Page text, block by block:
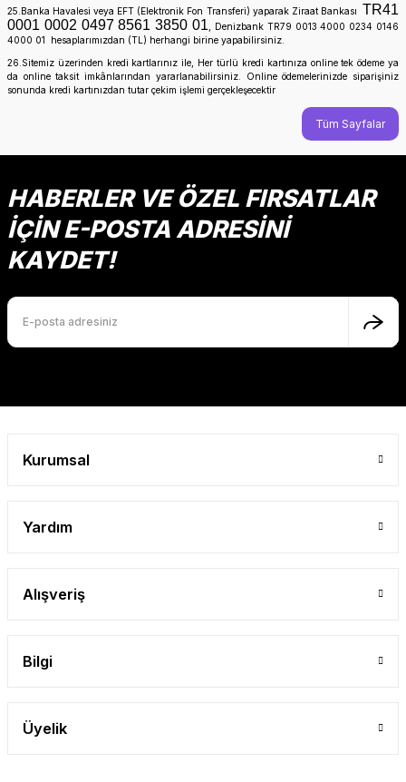
25.Banka Havalesi veya EFT (Elektronik Fon Transferi) yaparak Ziraat Bankası TR41
0001 0002 0497 8561 3850 01 , Denizbank TR79 0013 4000 0234 0146
4000 01 hesaplarımızdan (TL) herhangi birine yapabilirsiniz.
26.Sitemiz üzerinden kredi kartlarınız ile, Her türlü kredi kartınıza online tek ödeme ya
da online taksit imkânlarından yararlanabilirsiniz. Online ödemelerinizde siparişiniz
sonunda kredi kartınızdan tutar çekim işlemi gerçekleşecektir
Tüm Sayfalar
HABERLER VE ÖZEL FIRSATLAR
İÇİN E-POSTA ADRESİNİ
KAYDET!
Kurumsal
Yardım
Alışveriş
Bilgi
Üyelik